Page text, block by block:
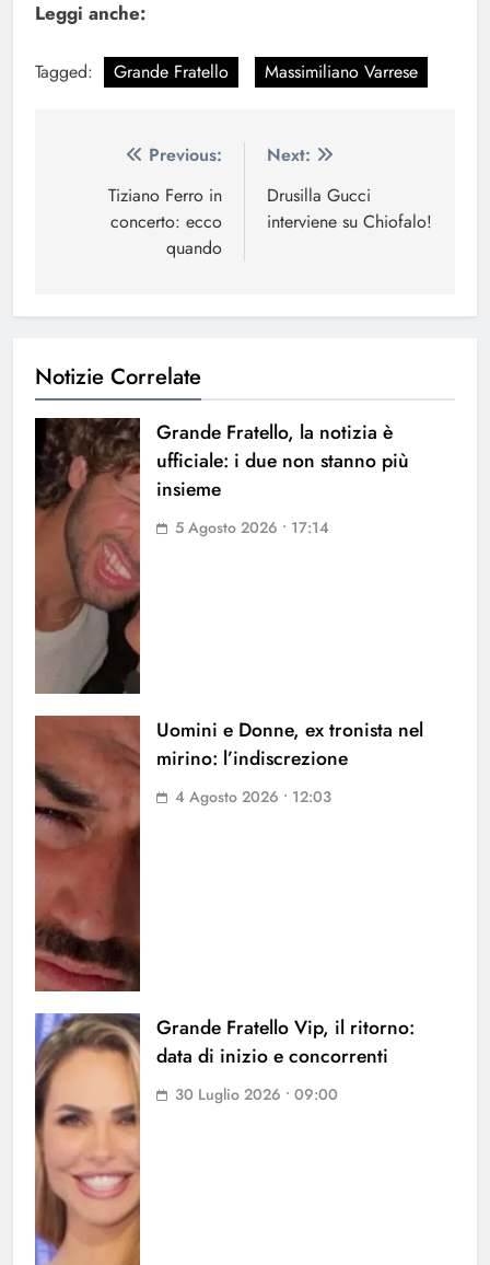
Leggi anche:
Tagged: Grande Fratello Massimiliano Varrese
Navigazione
articoli
Previous:
Tiziano Ferro in
concerto: ecco
quando
Next:
Drusilla Gucci
interviene su Chiofalo!
Notizie Correlate
Grande Fratello, la notizia è
ufficiale: i due non stanno più
insieme
5 Agosto 2026 • 17:14
Uomini e Donne, ex tronista nel
mirino: l’indiscrezione
4 Agosto 2026 • 12:03
Grande Fratello Vip, il ritorno:
data di inizio e concorrenti
30 Luglio 2026 • 09:00